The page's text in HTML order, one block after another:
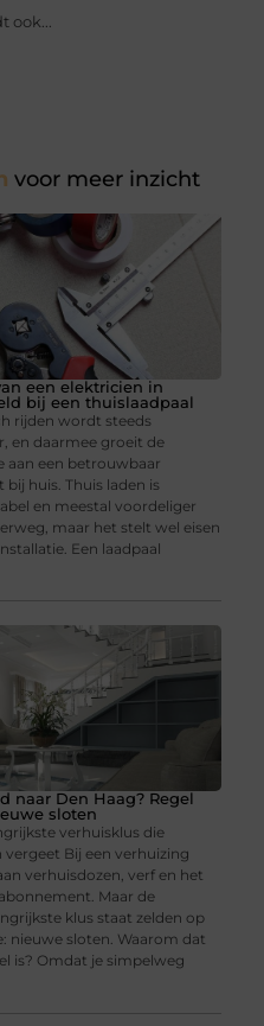
ook...
voor meer inzicht
een elektricien in
bij een thuislaadpaal
rijden wordt steeds
en daarmee groeit de
aan een betrouwbaar
bij huis. Thuis laden is
en meestal voordeliger
maar het stelt wel eisen
Een laadpaal
naar Den Haag? Regel
sloten
verhuisklus die
vergeet Bij een verhuizing
verhuisdozen, verf en het
Maar de
klus staat zelden op
nieuwe sloten. Waarom dat
is? Omdat je simpelweg